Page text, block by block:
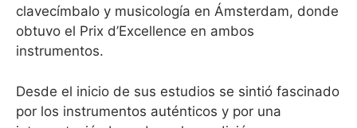
clavecímbalo y musicología en Ámsterdam, donde
obtuvo el Prix d’Excellence en ambos
instrumentos.
Desde el inicio de sus estudios se sintió fascinado
por los instrumentos auténticos y por una